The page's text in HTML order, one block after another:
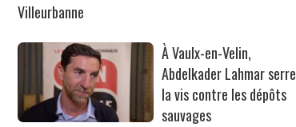
Villeurbanne
À Vaulx-en-Velin,
Abdelkader Lahmar serre
la vis contre les dépôts
sauvages